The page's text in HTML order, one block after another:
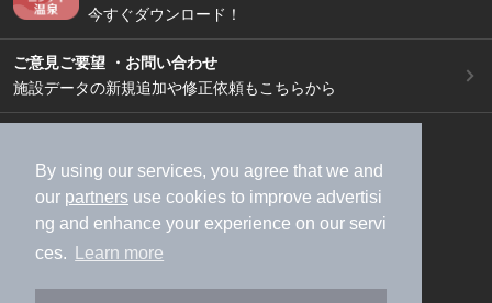
By using our services, you agree that we and
our partners use cookies to improve advertisi
ng and enhance your experience on our servi
ces.
Learn more
今すぐダウンロード！
ご意見ご要望 ・お問い合わせ
施設データの新規追加や修正依頼もこちらから
加盟店募集（資料請求）
広告出稿のご案内
利用規約
ライフスタイルMEMBERS+規約
特定商取引法に基づく表記
ヘルプ
採用情報
運営会社